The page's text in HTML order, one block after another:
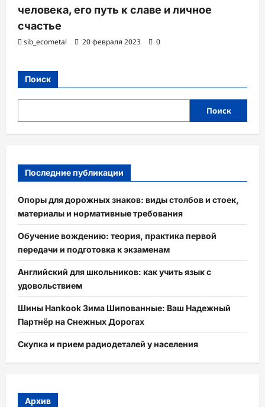
человека, его путь к славе и личное
счастье
sib_ecometal 20 февраля 2023 0
Поиск
Поиск
Последние публикации
Опоры для дорожных знаков: виды столбов и стоек,
материалы и нормативные требования
Обучение вождению: теория, практика первой
передачи и подготовка к экзаменам
Английский для школьников: как учить язык с
удовольствием
Шины Hankook Зима Шипованные: Ваш Надежный
Партнёр на Снежных Дорогах
Скупка и прием радиодеталей у населения
Архив